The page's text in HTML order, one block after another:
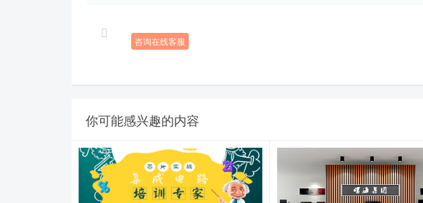
咨询在线客服
你可能感兴趣的内容